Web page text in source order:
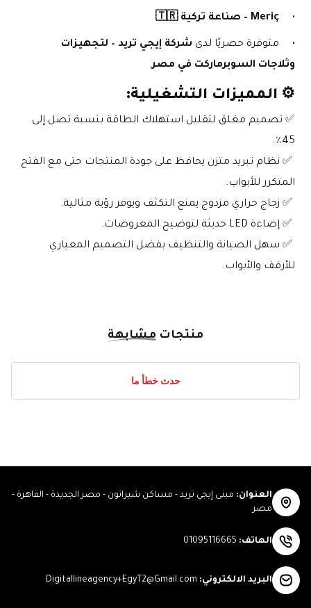
Meriç – صناعة تركية 🇹🇷
متوفرة حصريًا لدى
وثلاجات السوبرماركت في مصر.
⚙️ المميزات التشغيلية:
45٪.
المتكرر للأبواب.
للأرفف والأبواب.
منتجات مشابهة
حدث خطأ ما
العنوان: مبنى إيجي تريد - مساكن شيراتون - مصر الجديدة - القاهرة -
مصر
الهاتف:
01095116665
البريد الالكتروني:
Digitallineagency+EgyT2@Gmail.com